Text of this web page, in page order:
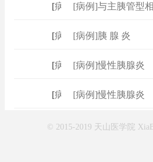
病例 [病例]与主胰管型
病例 [病例]胰 腺 炎
病例 [病例]慢性胰腺炎
病例 [病例]慢性胰腺炎
© 2015-2019 天山医学院